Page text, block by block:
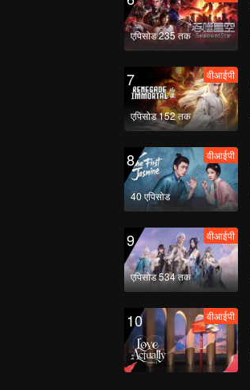
एपिसोड 235 तक
7
एपिसोड 152 तक
वीआईपी
8
40 एपिसोड
वीआईपी
9
एपिसोड 534 तक
वीआईपी
10 वीआईपी